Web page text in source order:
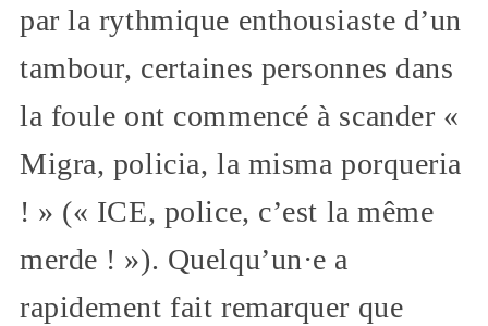
par la rythmique enthousiaste d’un
tambour, certaines personnes dans
la foule ont commencé à scander «
Migra, policia, la misma porqueria
! » (« ICE, police, c’est la même
merde ! »). Quelqu’un·e a
rapidement fait remarquer que